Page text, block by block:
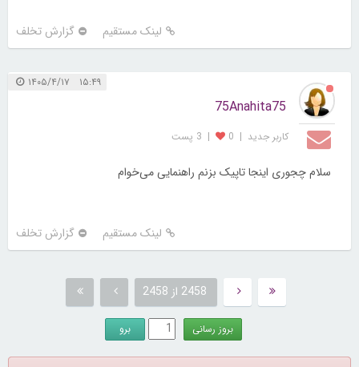
لینک مستقیم گزارش تخلف
۱۵:۴۹ ۱۴۰۵/۴/۱۷
75Anahita75
کاربر جديد |
0
| 3 پست
سلام چجوری اینجا تاپیک بزنم راهنمایی می‌خوام
لینک مستقیم گزارش تخلف
2458 از 2458